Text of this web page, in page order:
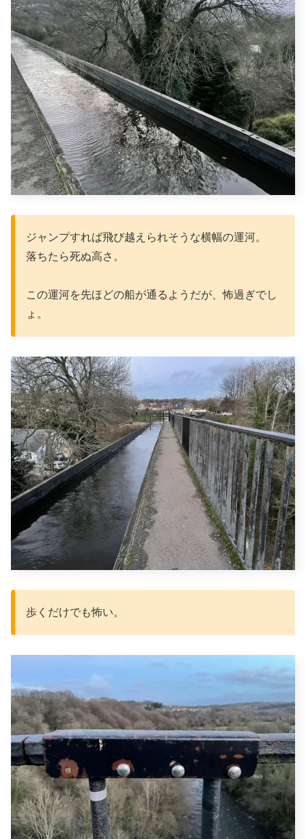
ジャンプすれば飛び越えられそうな横幅の運河。
落ちたら死ぬ高さ。
この運河を先ほどの船が通るようだが、怖過ぎでし
ょ。
歩くだけでも怖い。